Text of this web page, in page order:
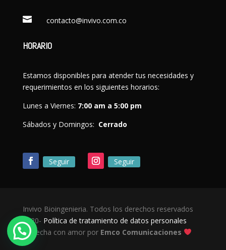
 contacto@invivo.com.co
HORARIO
Estamos disponibles para atender tus necesidades y
requerimientos en los siguientes horarios:
Lunes a Viernes: 7:00 am a 5:00 pm
Sábados y Domingos: Cerrado
Seguir Seguir
Invivo Bioingenieria. Todos los derechos reservados
2020- Política de tratamiento de datos personales
|Hecha con amor por Emco Comunicaciones
Escríbenos